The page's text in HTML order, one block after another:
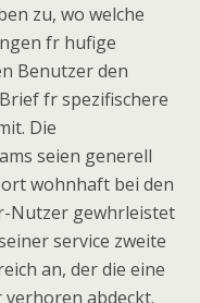
zu, wo welche
fr hufige
Benutzer den
fr spezifischere
Die
seien generell
wohnhaft bei den
Nutzer gewhrleistet
service zweite
an, der die eine
abdeckt.